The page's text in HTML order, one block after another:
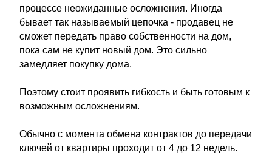
процессе неожиданные осложнения. Иногда
бывает так называемый цепочка - продавец не
сможет передать право собственности на дом,
пока сам не купит новый дом. Это сильно
замедляет покупку дома.
Поэтому стоит проявить гибкость и быть готовым к
возможным осложнениям.
Обычно с момента обмена контрактов до передачи
ключей от квартиры проходит от 4 до 12 недель.